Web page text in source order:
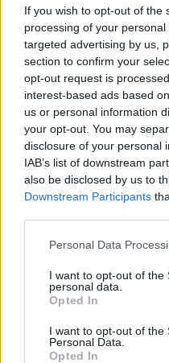
If you wish to opt-out of the
processing of your
targeted advertising by us,
section to confirm your
opt-out request is
interest-based ads based
us or personal information
your opt-out. You may
disclosure of your personal
IAB’s list of downstream
also be disclosed by us to
Downstream Participants
Personal Data
I want to opt-out of the
personal data.
Opted In
I want to opt-out of the
Personal Data.
Opted In
Camino de Santiago Sur